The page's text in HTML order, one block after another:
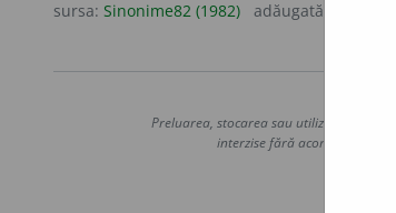
sursa: Sinonime82 (1982) adăugată de
Preluarea, stocarea sau utilizarea
interzise fără acordul nostru